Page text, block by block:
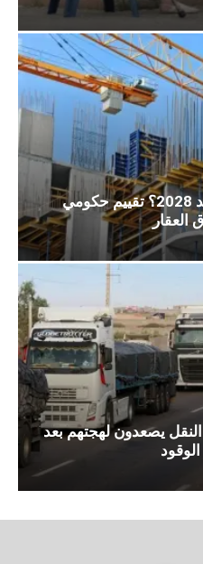
هل يستمر “دعم السكن” بعد 2028؟ تقييم حكومي
العقار
النقل يصعدون لهجتهم بعد